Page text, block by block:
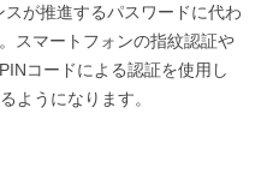
が推進するパスワードに代わ
スマートフォンの指紋認証や
コードによる認証を使用し
ようになります。